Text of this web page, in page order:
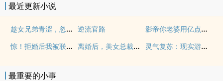
最近更新小说
趁女兄弟青涩，忽悠她给我生孩子 逆流官路
影帝你老婆用亿点技能爆红娱乐圈
惊！拒婚后我被联姻大佬夜夜乖哄
离婚后，美女总裁跪求复婚 灵气复苏：现实游戏化
最重要的小事